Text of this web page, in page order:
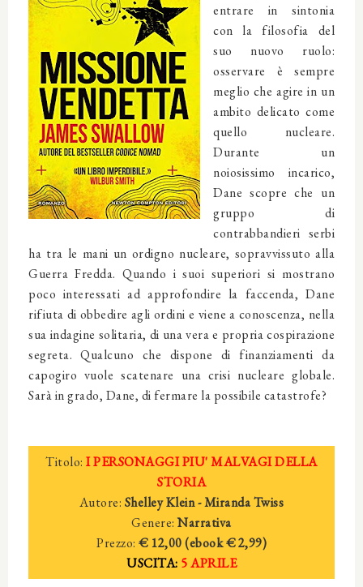
entrare in sintonia
con la filosofia del
suo nuovo ruolo:
osservare è sempre
meglio che agire in un
ambito delicato come
quello nucleare.
Durante un
noiosissimo incarico,
Dane scopre che un
gruppo di
contrabbandieri serbi
ha tra le mani un ordigno nucleare, sopravvissuto alla
Guerra Fredda. Quando i suoi superiori si mostrano
poco interessati ad approfondire la faccenda, Dane
rifiuta di obbedire agli ordini e viene a conoscenza, nella
sua indagine solitaria, di una vera e propria cospirazione
segreta. Qualcuno che dispone di finanziamenti da
capogiro vuole scatenare una crisi nucleare globale.
Sarà in grado, Dane, di fermare la possibile catastrofe?
Titolo:I PERSONAGGI PIU' MALVAGI DELLA
STORIA
Autore: Shelley Klein - Miranda Twiss
Genere:Narrativa
Prezzo: € 12,00 (ebook€ 2,99)
USCITA: 5 APRILE